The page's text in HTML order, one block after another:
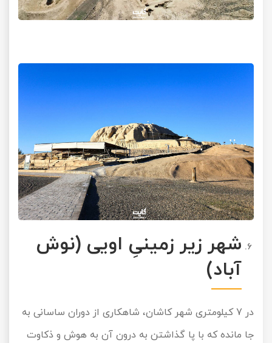
شهر زیر زمینیِ اویی (نوش
آباد)
در 7 کیلومتری شهر کاشان، شاهکاری از دوران ساسانی به
جا مانده که با پا گذاشتن به درون آن به هوش و ذکاوت